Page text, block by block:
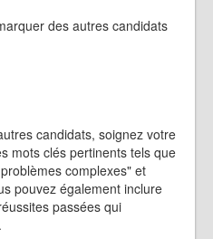
des autres candidats
candidats, soignez votre
mots clés pertinents tels que
complexes" et
pouvez également inclure
passées qui